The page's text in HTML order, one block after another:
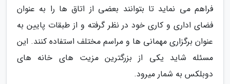
فراهم می نماید تا بتوانند بعضی از اتاق ها را به عنوان
فضای اداری و کاری خود در نظر گرفته و از طبقات پایین به
عنوان برگزاری مهمانی ها و مراسم مختلف استفاده کنند. این
مسئله شاید یکی از بزرگترین مزیت های خانه های
دوبلکس به شمار میرود.